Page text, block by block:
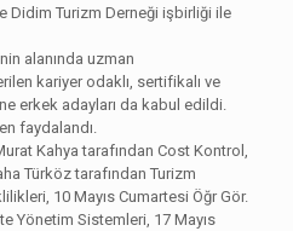
Didim Turizm Derneği işbirliği ile
alanında uzman
kariyer odaklı, sertifikalı ve
erkek adayları da kabul edildi.
faydalandı.
Kahya tarafından Cost Kontrol,
Türköz tarafından Turizm
10 Mayıs Cumartesi Öğr Gör.
Yönetim Sistemleri, 17 Mayıs